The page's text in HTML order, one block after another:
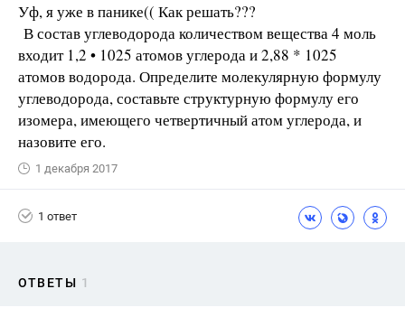
Уф, я уже в панике(( Как решать???
В состав углеводорода количеством вещества 4 моль
входит 1,2 • 1025 атомов углерода и 2,88 * 1025
атомов водорода. Определите молекулярную формулу
углеводорода, составьте структурную формулу его
изомера, имеющего четвертичный атом углерода, и
назовите его.
1 декабря 2017
1 ответ
ОТВЕТЫ 1